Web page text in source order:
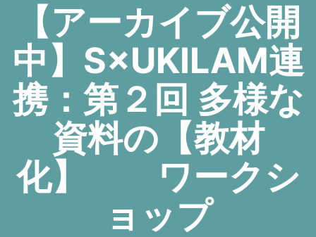
【アーカイブ公開
中】S×UKILAM連
携：第２回 多様な
資料の【教材
化】 ワークシ
ョップ